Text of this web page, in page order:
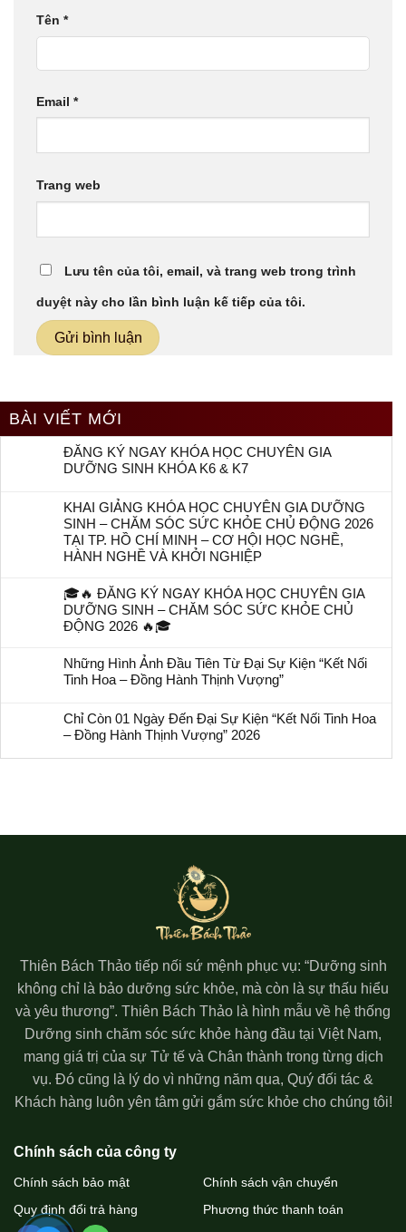
Tên *
Email *
Trang web
Lưu tên của tôi, email, và trang web trong trình
duyệt này cho lần bình luận kế tiếp của tôi.
BÀI VIẾT MỚI
ĐĂNG KÝ NGAY KHÓA HỌC CHUYÊN GIA
DƯỠNG SINH KHÓA K6 & K7
KHAI GIẢNG KHÓA HỌC CHUYÊN GIA DƯỠNG
SINH – CHĂM SÓC SỨC KHỎE CHỦ ĐỘNG 2026
TẠI TP. HỒ CHÍ MINH – CƠ HỘI HỌC NGHỀ,
HÀNH NGHỀ VÀ KHỞI NGHIỆP
🎓🔥 ĐĂNG KÝ NGAY KHÓA HỌC CHUYÊN GIA
DƯỠNG SINH – CHĂM SÓC SỨC KHỎE CHỦ
ĐỘNG 2026 🔥🎓
Những Hình Ảnh Đầu Tiên Từ Đại Sự Kiện “Kết Nối
Tinh Hoa – Đồng Hành Thịnh Vượng”
Chỉ Còn 01 Ngày Đến Đại Sự Kiện “Kết Nối Tinh Hoa
– Đồng Hành Thịnh Vượng” 2026
Thiên Bách Thảo tiếp nối sứ mệnh phục vụ: “Dưỡng sinh
không chỉ là bảo dưỡng sức khỏe, mà còn là sự thấu hiểu
và yêu thương”. Thiên Bách Thảo là hình mẫu về hệ thống
Dưỡng sinh chăm sóc sức khỏe hàng đầu tại Việt Nam,
mang giá trị của sự Tử tế và Chân thành trong từng dịch
vụ. Đó cũng là lý do vì những năm qua, Quý đối tác &
Khách hàng luôn yên tâm gửi gắm sức khỏe cho chúng tôi!
Chính sách của công ty
Chính sách bảo mật
Chính sách vận chuyển
Quy định đổi trả hàng
Phương thức thanh toán